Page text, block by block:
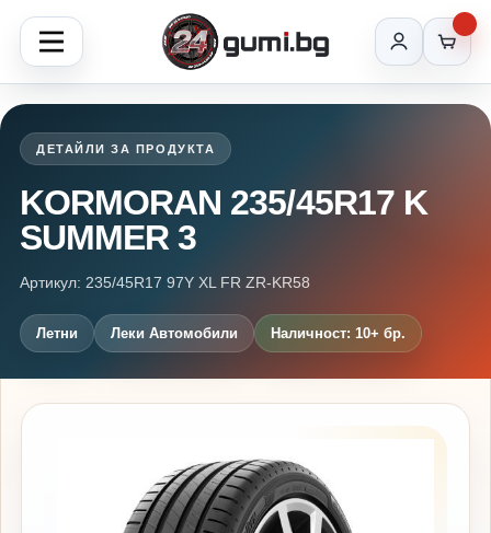
ДЕТАЙЛИ ЗА ПРОДУКТА
KORMORAN 235/45R17 K
SUMMER 3
Артикул: 235/45R17 97Y XL FR ZR-KR58
Летни Леки Автомобили Наличност: 10+ бр.